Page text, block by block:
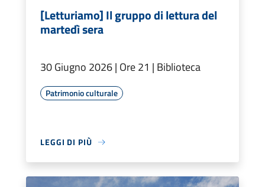
[Letturiamo] Il gruppo di lettura del
martedì sera
30 Giugno 2026 | Ore 21 | Biblioteca
Patrimonio culturale
LEGGI DI PIÙ